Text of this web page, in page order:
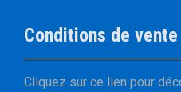
Conditions de vente
Cliquez sur ce lien pour